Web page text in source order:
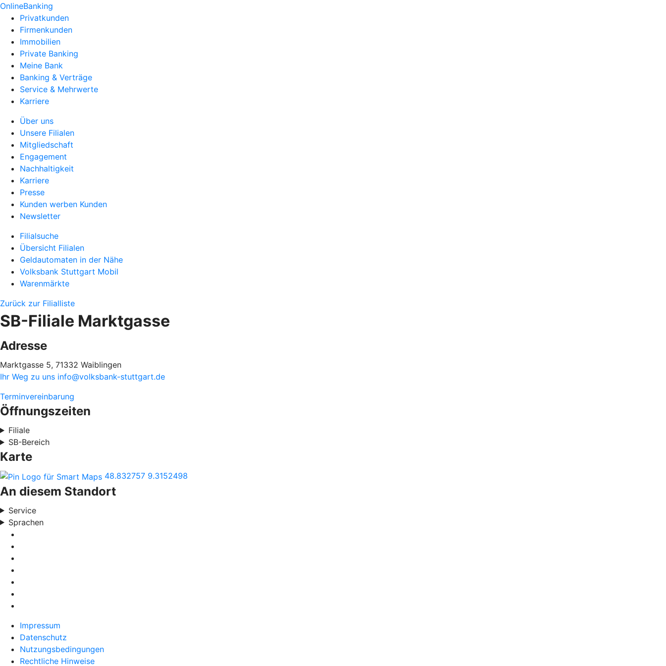
OnlineBanking
Privatkunden
Firmenkunden
Immobilien
Private Banking
Meine Bank
Banking & Verträge
Service & Mehrwerte
Karriere
Über uns
Unsere Filialen
Mitgliedschaft
Engagement
Nachhaltigkeit
Karriere
Presse
Kunden werben Kunden
Newsletter
Filialsuche
Übersicht Filialen
Geldautomaten in der Nähe
Volksbank Stuttgart Mobil
Warenmärkte
Zurück zur Filialliste
SB-Filiale Marktgasse
Adresse
Marktgasse 5, 71332 Waiblingen
Ihr Weg zu uns info@volksbank-stuttgart.de
Terminvereinbarung
Öffnungszeiten
Filiale
SB-Bereich
Karte
48.832757 9.3152498
An diesem Standort
Service
Sprachen
Impressum
Datenschutz
Nutzungsbedingungen
Rechtliche Hinweise